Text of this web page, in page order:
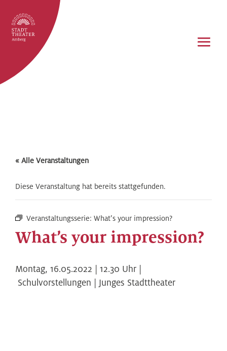
« Alle Veranstaltungen
Diese Veranstaltung hat bereits stattgefunden.
Veranstaltungsserie: What’s your impression?
What’s your impression?
Montag, 16.05.2022 | 12.30 Uhr |
Schulvorstellungen | Junges Stadttheater